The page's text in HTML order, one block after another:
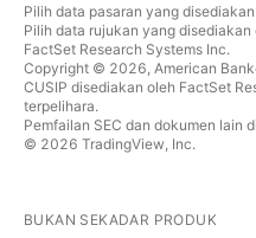
Pilih data pasaran yang
Pilih data rujukan yang
FactSet Research Systems Inc.
Copyright © 2026, American
CUSIP disediakan oleh FactSet
terpelihara.
Pemfailan SEC dan dokumen lain
© 2026 TradingView, Inc.
BUKAN SEKADAR PRODUK